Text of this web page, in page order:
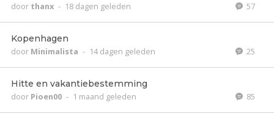
door thanx - 18 dagen geleden 57
Kopenhagen
door Minimalista - 14 dagen geleden 25
Hitte en vakantiebestemming
door Pioen00 - 1 maand geleden 85